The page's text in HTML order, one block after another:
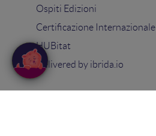
Ospiti Edizioni
Certificazione Internazionale
HUBitat
Delivered by ibrida.io